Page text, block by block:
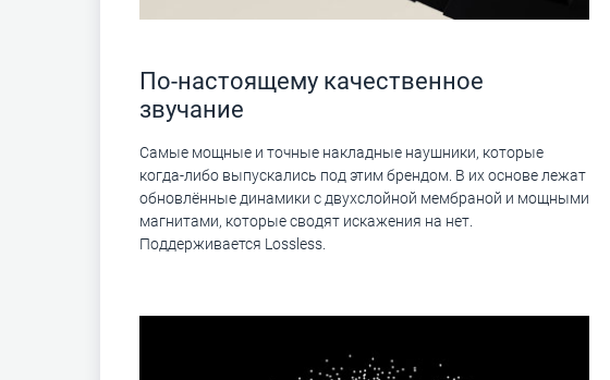
По-настоящему качественное
звучание
Самые мощные и точные накладные наушники, которые
когда-либо выпускались под этим брендом. В их основе лежат
обновлённые динамики с двухслойной мембраной и мощными
магнитами, которые сводят искажения на нет.
Поддерживается Lossless.